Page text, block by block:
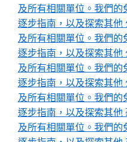
及所有相關單位。我們的
逐步指南，以及探索其他
及所有相關單位。我們的
逐步指南，以及探索其他
及所有相關單位。我們的
逐步指南，以及探索其他
及所有相關單位。我們的
逐步指南，以及探索其他
及所有相關單位。我們的